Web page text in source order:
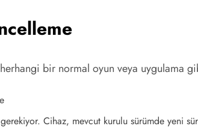
bir normal oyun veya uygulama
Cihaz, mevcut kurulu sürümde yeni